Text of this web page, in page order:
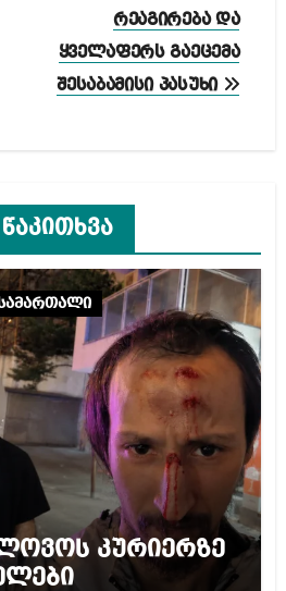
რეაგირება და
ყველაფერს გაეცემა
შესაბამისი პასუხი
წაკითხვა
კურიერზე